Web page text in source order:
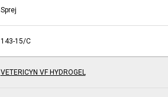
Sprej
143-15/C
VETERICYN VF HYDROGEL